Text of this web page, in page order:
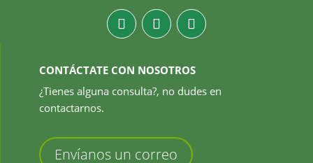
CONTÁCTATE CON NOSOTROS
¿Tienes alguna consulta?, no dudes en
contactarnos.
Envíanos un correo